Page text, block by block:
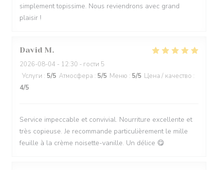
simplement topissime. Nous reviendrons avec grand
plaisir !
David M
2026-08-04 - 12:30 - гости 5
Услуги : 5/5 Атмосфера : 5/5 Меню : 5/5 Цена / качество :
4/5
Service impeccable et convivial. Nourriture excellente et
très copieuse. Je recommande particulièrement le mille
feuille à la crème noisette-vanille. Un délice 😋